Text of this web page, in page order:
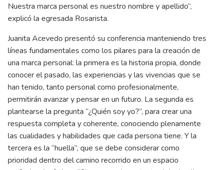
Nuestra marca personal es nuestro nombre y apellido”,
explicó la egresada Rosarista.
Juanita Acevedo presentó su conferencia manteniendo tres
líneas fundamentales como los pilares para la creación de
una marca personal: la primera es la historia propia, donde
conocer el pasado, las experiencias y las vivencias que se
han tenido, tanto personal como profesionalmente,
permitirán avanzar y pensar en un futuro. La segunda es
plantearse la pregunta “¿Quién soy yo?”, para crear una
respuesta completa y coherente, conociendo plenamente
las cualidades y habilidades que cada persona tiene. Y la
tercera es la “huella”, que se debe considerar como
prioridad dentro del camino recorrido en un espacio